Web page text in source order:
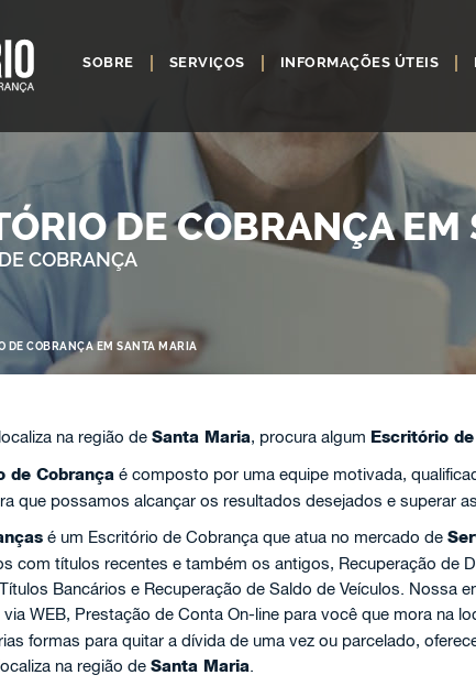
SOBRE SERVIÇOS INFORMAÇÕES ÚTEIS
DE COBRANÇA
COBRANÇA
DE COBRANÇA EM SANTA MARIA
na região de Santa Maria, procura algum Escritório
de Cobrança é composto por uma equipe motivada,
que possamos alcançar os resultados desejados e superar
é um Escritório de Cobrança que atua no mercado de
com títulos recentes e também os antigos, Recuperação de
Bancários e Recuperação de Saldo de Veículos. Nossa
WEB, Prestação de Conta On-line para você que mora na
formas para quitar a dívida de uma vez ou parcelado,
na região de Santa Maria.